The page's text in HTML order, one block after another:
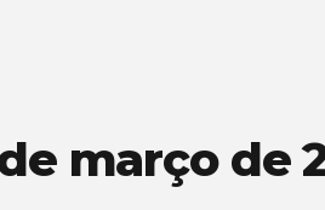
março de